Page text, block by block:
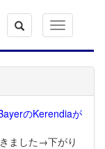
Toggle
navigation
のKerendiaが
ました→下がり